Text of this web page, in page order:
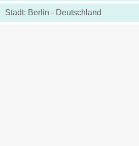
Stadt: Berlin - Deutschland